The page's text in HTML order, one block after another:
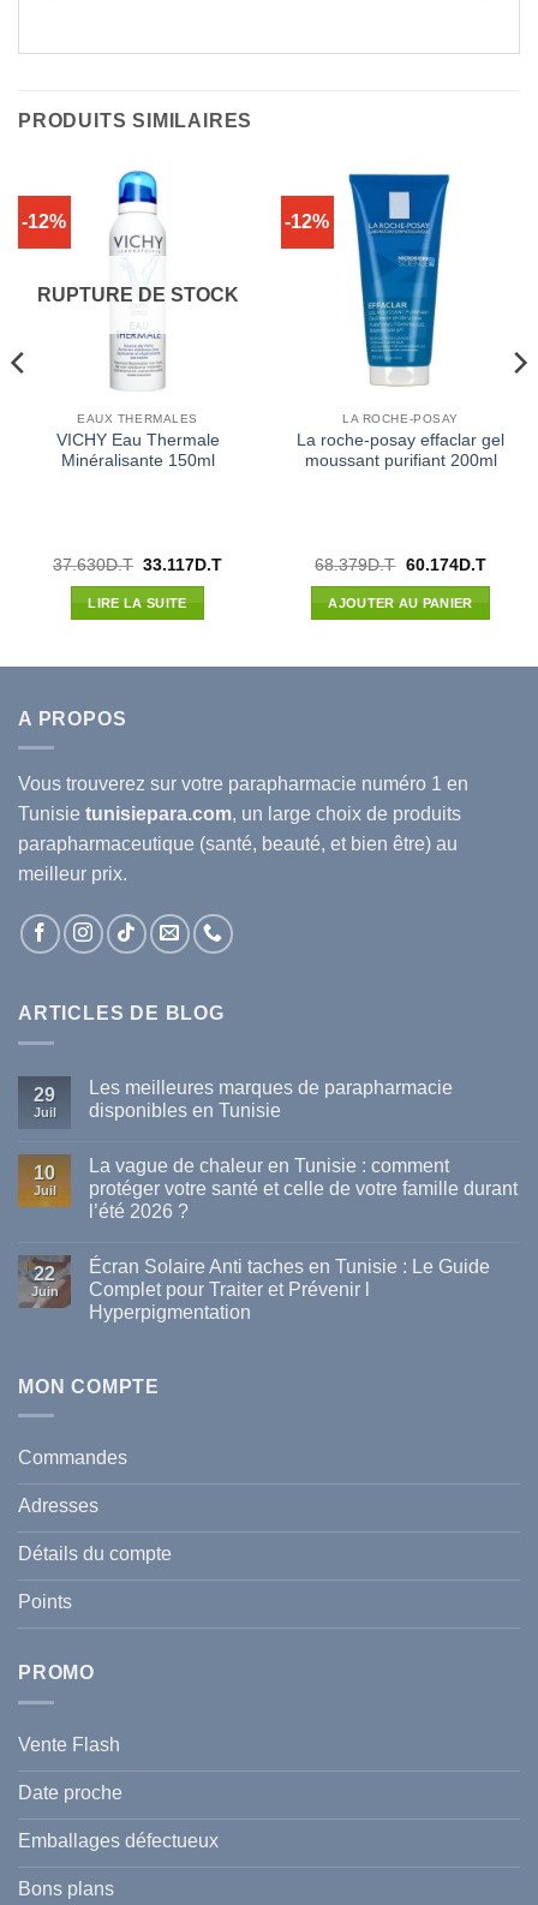
PRODUITS SIMILAIRES
-12%
RUPTURE DE STOCK
EAUX THERMALES
VICHY Eau Thermale
Minéralisante 150ml
37.630D.T Le
initial
était :
33.117 D.TLe
LIRE LA SUITE
-12%
LA ROCHE-POSAY
La roche-posay effaclar gel
moussant purifiant 200ml
68.379D.T Le
initial
était :
60.174D.TLe
AJOUTER AU PANIER
A PROPOS
Vous trouverez sur votre parapharmacie numéro 1 en
Tunisie tunisiepara.com, un large choix de produits
parapharmaceutique (santé, beauté, et bien être) au
meilleur prix.
ARTICLES DE BLOG
29
Juil
Les meilleures marques de parapharmacie
disponibles en Tunisie
sur
meilleures
marques
disponibles
en
Tunisie
10
Juil
La vague de chaleur en Tunisie : comment
protéger votre santé et celle de votre famille durant
l’été 2026 ?
sur
La
vague
de
comment
et
celle
de
votre
famille
durant
l’été
2026
?
22
Juin
Écran Solaire Anti taches en Tunisie : Le Guide
Complet pour Traiter et Prévenir l
Hyperpigmentation
Écran
Solaire
Tunisie
Guide
Traiter
Prévenir
MON COMPTE
Commandes
Adresses
Détails du compte
Points
PROMO
Vente Flash
Date proche
Emballages défectueux
Bons plans